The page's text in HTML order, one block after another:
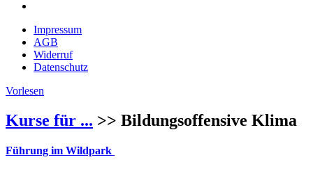
Impressum
AGB
Widerruf
Datenschutz
Vorlesen
Kurse für ... >> Bildungsoffensive Klima
Führung im Wildpark